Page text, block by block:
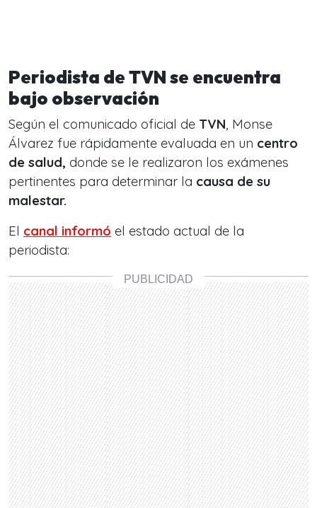
Periodista de TVN se encuentra
bajo observación
Según el comunicado oficial de TVN, Monse
Álvarez fue rápidamente evaluada en un centro
de salud, donde se le realizaron los exámenes
pertinentes para determinar la causa de su
malestar.
El canal informó el estado actual de la
periodista: